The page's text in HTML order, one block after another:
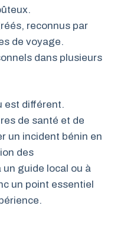
reconnus par
de voyage.
dans plusieurs
est différent.
de santé et de
un incident bénin en
des
guide local ou à
un point essentiel